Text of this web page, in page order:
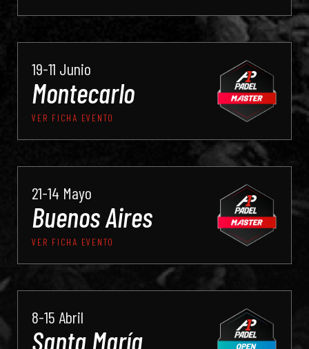
19-11 Junio
Montecarlo
VER FICHA EVENTO
21-14 Mayo
Buenos Aires
VER FICHA EVENTO
8-15 Abril
Santa María